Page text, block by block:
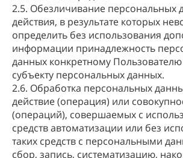
2.5. Обезличивание персональных
действия, в результате которых
определить без использования
информации принадлежность
данных конкретному
субъекту персональных данных.
2.6. Обработка персональных
действие (операция) или
(операций), совершаемых с
средств автоматизации или без
таких средств с персональными
сбор, запись, систематизацию,